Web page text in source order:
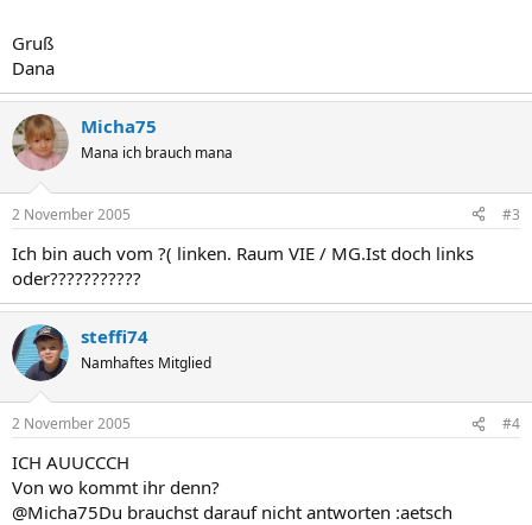
Gruß
Dana
Micha75
Mana ich brauch mana
2 November 2005 #3
Ich bin auch vom ?( linken. Raum VIE / MG.Ist doch links
oder???????????
steffi74
Namhaftes Mitglied
2 November 2005 #4
ICH AUUCCCH
Von wo kommt ihr denn?
@Micha75Du brauchst darauf nicht antworten :aetsch